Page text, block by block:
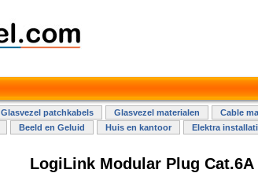
Glasvezel patchkabels Glasvezel materialen Cable
Beeld en Geluid Huis en kantoor Elektra
LogiLink Modular Plug